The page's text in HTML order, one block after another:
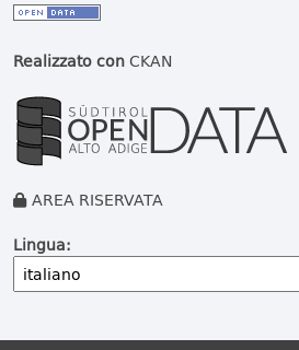
Realizzato conCKAN
AREA RISERVATA
Lingua